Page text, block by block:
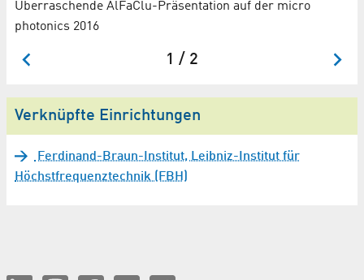
Überraschende AlFaClu-Präsentation auf der micro
photonics 2016
1 / 2
Verknüpfte Einrichtungen
Ferdinand-Braun-Institut, Leibniz-Institut für
Höchstfrequenztechnik (FBH)